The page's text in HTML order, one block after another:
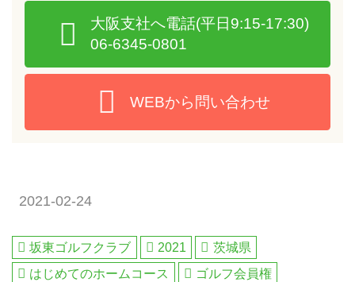
大阪支社へ電話(平日9:15-17:30)
06-6345-0801
WEBから問い合わせ
2021-02-24
坂東ゴルフクラブ 2021
茨城県
はじめてのホームコース
ゴルフ会員権